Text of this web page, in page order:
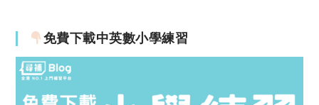
免費下載中英數小學練習